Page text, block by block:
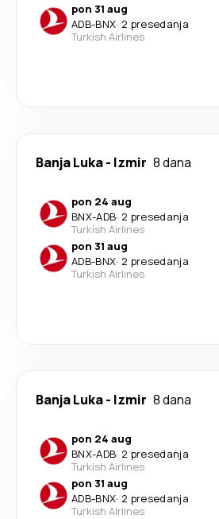
pon 31 aug
ADB-BNX· 2 presedanja
Turkish Airlines
Banja Luka- Izmir 8 dana
pon 24 aug
BNX-ADB· 2 presedanja
Turkish Airlines
pon 31 aug
ADB-BNX· 2 presedanja
Turkish Airlines
Banja Luka- Izmir 8 dana
pon 24 aug
BNX-ADB· 2 presedanja
Turkish Airlines
pon 31 aug
ADB-BNX· 2 presedanja
Turkish Airlines